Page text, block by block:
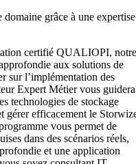
grâce à une expertise
certifié QUALIOPI, notre
aux solutions de
sur l’implémentation des
Expert Métier vous guidera
technologies de stockage
gérer efficacement le
vous permet de
dans des scénarios réels,
et une application